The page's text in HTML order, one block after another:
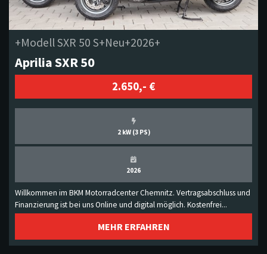
+Modell SXR 50 S+Neu+2026+
Aprilia SXR 50
2.650,- €
2 kW (3 PS)
2026
Willkommen im BKM Motorradcenter Chemnitz. Vertragsabschluss und
Finanzierung ist bei uns Online und digital möglich. Kostenfrei...
MEHR ERFAHREN